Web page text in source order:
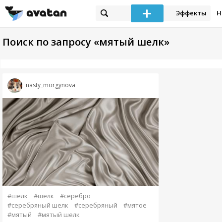
Эффекты
Поиск по запросу «мятый шелк»
nasty_morgynova
#шёлк #шелк
#серебро
#серебряный шелк
#серебряный
#мятое
#мятый
#мятый шелк